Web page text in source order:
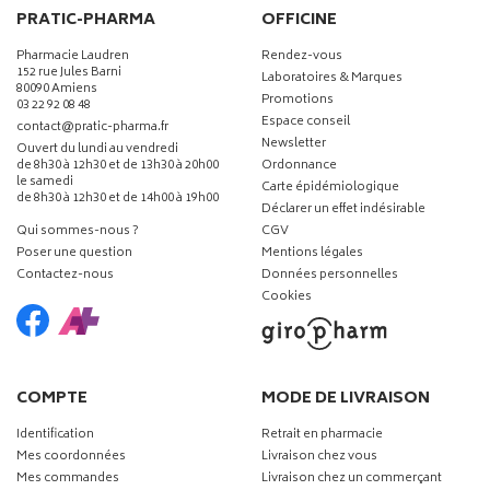
PRATIC-PHARMA
Pharmacie Laudren
152 rue Jules Barni
80090 Amiens
03 22 92 08 48
contact-
@-
pratic-pharma.fr
Ouvert du lundi au vendredi
de 8h30 à 12h30 et de 13h30 à 20h00
le samedi
de 8h30 à 12h30 et de 14h00 à 19h00
Qui sommes-nous ?
Poser une question
Contactez-nous
OFFICINE
Rendez-vous
Laboratoires & Marques
Promotions
Espace conseil
Newsletter
Ordonnance
Carte épidémiologique
Déclarer un effet indésirable
CGV
Mentions légales
Données personnelles
Cookies
COMPTE
Identification
Mes coordonnées
Mes commandes
MODE DE LIVRAISON
Retrait en pharmacie
Livraison chez vous
Livraison chez un commerçant